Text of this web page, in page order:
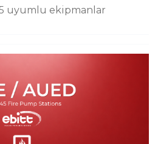
uyumlu ekipmanlar